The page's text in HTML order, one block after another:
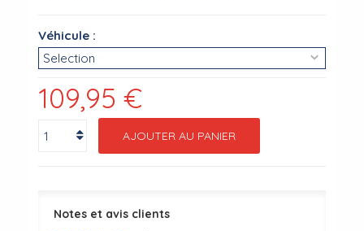
Véhicule :
109,95 €
AJOUTER AU PANIER
Notes et avis clients